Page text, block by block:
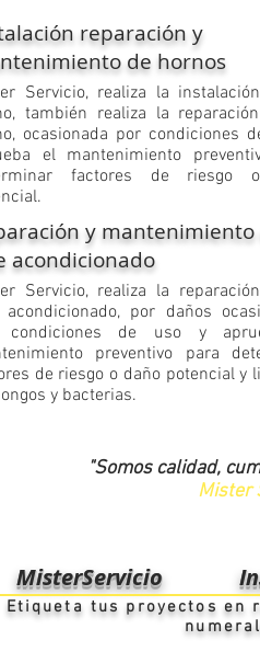
reparación y
de hornos
Servicio, realiza la
también realiza la
ocasionada por condiciones
el mantenimiento
factores de riesgo
y mantenimiento
acondicionado
Servicio, realiza la
acondicionado, por daños
condiciones de uso y
preventivo para
de riesgo o daño potencial y
y bacterias.
"Somos calidad,
Mister
MisterServicio
Etiqueta tus proyectos en